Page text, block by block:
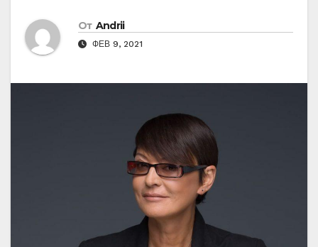
От Andrii
ФЕВ 9, 2021